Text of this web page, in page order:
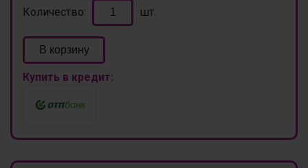
Количество: шт.
В корзину
Купить в кредит: